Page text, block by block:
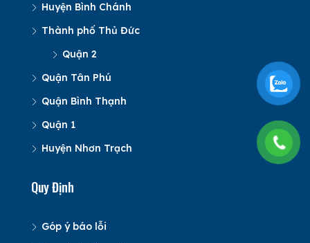
Huyện Bình Chánh
Thành phố Thủ Đức
Quận 2
Quận Tân Phú
Quận Bình Thạnh
Quận 1
Huyện Nhơn Trạch
Quy Định
Góp ý báo lỗi